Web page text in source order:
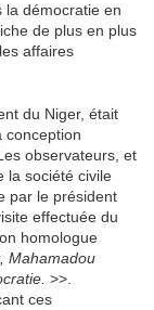
la démocratie en
de plus en plus
affaires
du Niger, était
conception
observateurs, et
la société civile
par le président
effectuée du
homologue
Mahamadou
>>.
ces